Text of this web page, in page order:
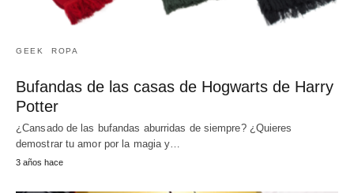
GEEK ROPA
Bufandas de las casas de Hogwarts de Harry
Potter
¿Cansado de las bufandas aburridas de siempre? ¿Quieres
demostrar tu amor por la magia y…
3 años hace